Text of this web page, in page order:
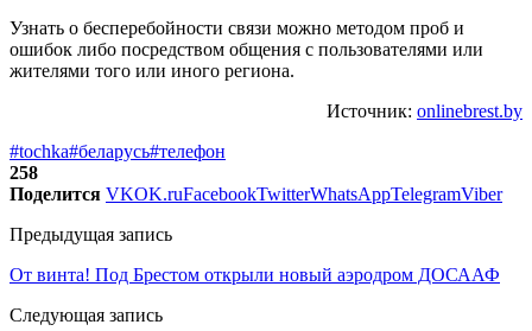
Узнать о бесперебойности связи можно методом проб и
ошибок либо посредством общения с пользователями или
жителями того или иного региона.
Источник: onlinebrest.by
#tochka#беларусь#телефон
258
Поделится VKOK.ruFacebookTwitterWhatsAppTelegramViber
Предыдущая запись
От винта! Под Брестом открыли новый аэродром ДОСААФ
Следующая запись